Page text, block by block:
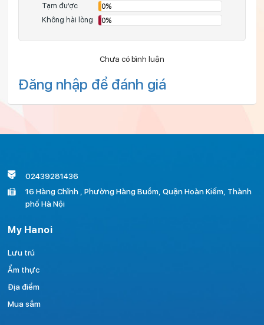
Tạm được
0%
Không hài lòng
0%
Chưa có bình luận
Đăng nhập để đánh giá
02439281436
16 Hàng Chĩnh , Phường Hàng Buồm, Quận Hoàn Kiếm, Thành
phố Hà Nội
My Hanoi
Lưu trú
Ẩm thực
Địa điểm
Mua sắm